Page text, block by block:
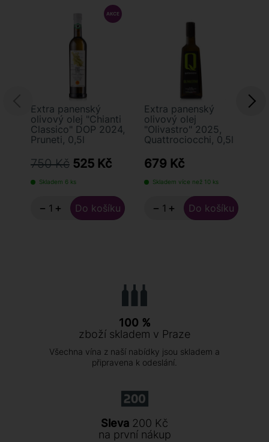
Extra panenský
olivový olej "Chianti
Classico" DOP 2024,
Pruneti, 0,5l
750 Kč 525 Kč
Skladem 6 ks
− +
Extra panenský
olivový olej
"Olivastro" 2025,
Quattrociocchi, 0,5l
679 Kč
Skladem více než 10 ks
− +
100 %
zboží skladem v Praze
Všechna vína z naší nabídky jsou skladem a
připravena k odeslání.
Sleva 200 Kč
na první nákup